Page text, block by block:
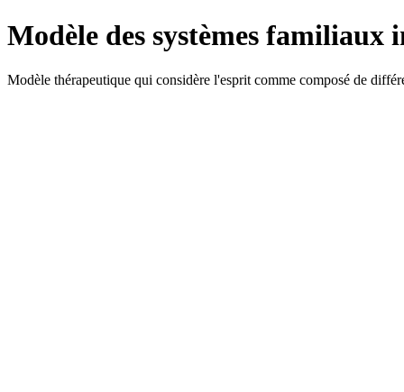
Modèle des systèmes familiaux
Modèle thérapeutique qui considère l'esprit comme composé de